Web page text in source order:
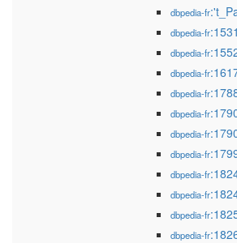
dbpedia-fr
dbpedia-fr:1531
dbpedia-fr
dbpedia-fr
dbpedia-fr
dbpedia-fr
dbpedia-fr
dbpedia-fr
dbpedia-fr
dbpedia-fr
dbpedia-fr
dbpedia-fr